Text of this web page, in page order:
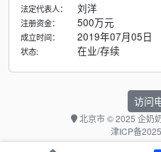
法定代表人： 刘洋
注册资金： 500万元
成立时间： 2019年07月05日
状态: 在业/存续
访问
北京市© 2025 企奶
津ICP备